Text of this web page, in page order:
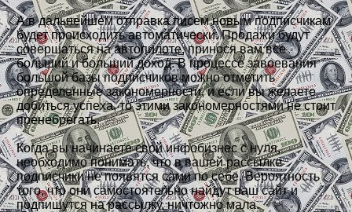
А в дальнейшем отправка писем новым подписчикам
будет происходить автоматически. Продажи будут
совершаться на автопилоте, принося вам все
больший и больший доход. В процессе завоевания
большой базы подписчиков можно отметить
определенные закономерности, и если вы желаете
добиться успеха, то этими закономерностями не стоит
пренебрегать.
Когда вы начинаете свой инфобизнес с нуля,
необходимо понимать, что в вашей рассылке
подписчики не появятся сами по себе. Вероятность
того, что они самостоятельно найдут ваш сайт и
подпишутся на рассылку, ничтожно мала.